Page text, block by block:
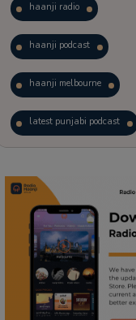
haanji radio
haanji podcast
haanji melbourne
latest punjabi podcast
trending punjabi podcast
ranjodh singh
punjabi podcast australia
radio haanji updates